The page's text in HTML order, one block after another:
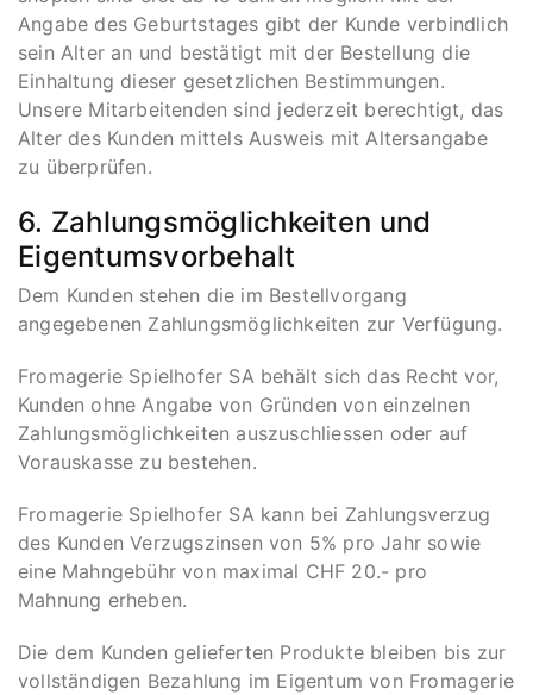
Angabe des Geburtstages gibt der Kunde verbindlich
sein Alter an und bestätigt mit der Bestellung die
Einhaltung dieser gesetzlichen Bestimmungen.
Unsere Mitarbeitenden sind jederzeit berechtigt, das
Alter des Kunden mittels Ausweis mit Altersangabe
zu überprüfen.
6. Zahlungsmöglichkeiten und
Eigentumsvorbehalt
Dem Kunden stehen die im Bestellvorgang
angegebenen Zahlungsmöglichkeiten zur Verfügung.
Fromagerie Spielhofer SA behält sich das Recht vor,
Kunden ohne Angabe von Gründen von einzelnen
Zahlungsmöglichkeiten auszuschliessen oder auf
Vorauskasse zu bestehen.
Fromagerie Spielhofer SA kann bei Zahlungsverzug
des Kunden Verzugszinsen von 5% pro Jahr sowie
eine Mahngebühr von maximal CHF 20.- pro
Mahnung erheben.
Die dem Kunden gelieferten Produkte bleiben bis zur
vollständigen Bezahlung im Eigentum von Fromagerie